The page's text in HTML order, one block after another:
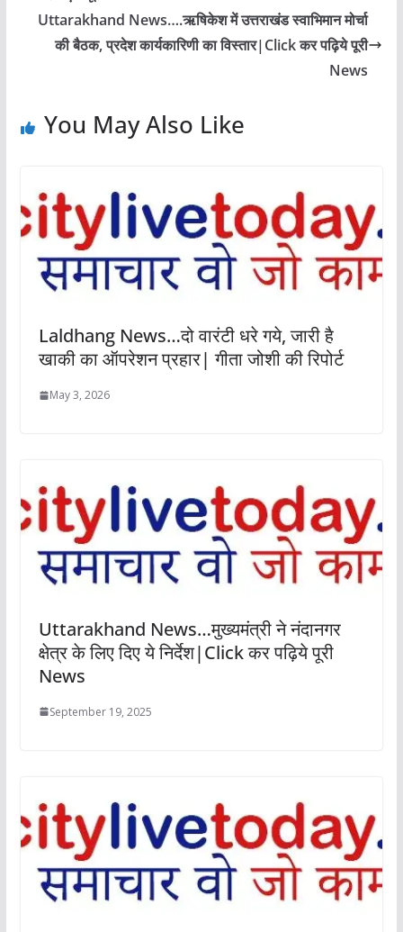
Uttarakhand News….ऋषिकेश में उत्तराखंड स्वाभिमान मोर्चा
की बैठक, प्रदेश कार्यकारिणी का विस्तार|Click कर पढ़िये पूरी
News
You May Also Like
Laldhang News…दो वारंटी धरे गये, जारी है
खाकी का ऑपरेशन प्रहार| गीता जोशी की रिपोर्ट
May 3, 2026
Uttarakhand News…मुख्यमंत्री ने नंदानगर
क्षेत्र के लिए दिए ये निर्देश|Click कर पढ़िये पूरी
News
September 19, 2025